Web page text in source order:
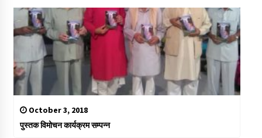
October 3, 2018
पुस्तक विमोचन कार्यक्रम सम्पन्न